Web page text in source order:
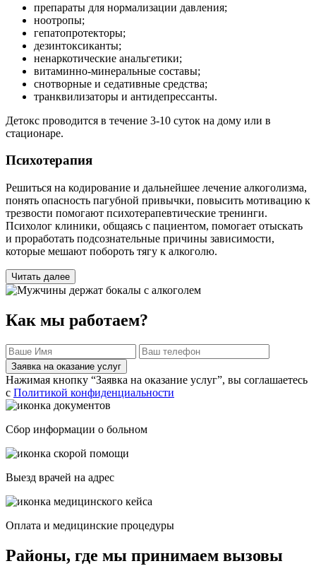
препараты для нормализации давления;
ноотропы;
гепатопротекторы;
дезинтоксиканты;
ненаркотические анальгетики;
витаминно-минеральные составы;
снотворные и седативные средства;
транквилизаторы и антидепрессанты.
Детокс проводится в течение 3-10 суток на дому или в
стационаре.
Психотерапия
Решиться на кодирование и дальнейшее лечение алкоголизма,
понять опасность пагубной привычки, повысить мотивацию к
трезвости помогают психотерапевтические тренинги.
Психолог клиники, общаясь с пациентом, помогает отыскать
и проработать подсознательные причины зависимости,
которые мешают побороть тягу к алкоголю.
Читать далее
Как мы работаем?
Заявка на оказание услуг
Нажимая кнопку “Заявка на оказание услуг”, вы соглашаетесь
с Политикой конфиденциальности
Сбор информации о больном
Выезд врачей на адрес
Оплата и медицинские процедуры
Районы, где мы принимаем вызовы